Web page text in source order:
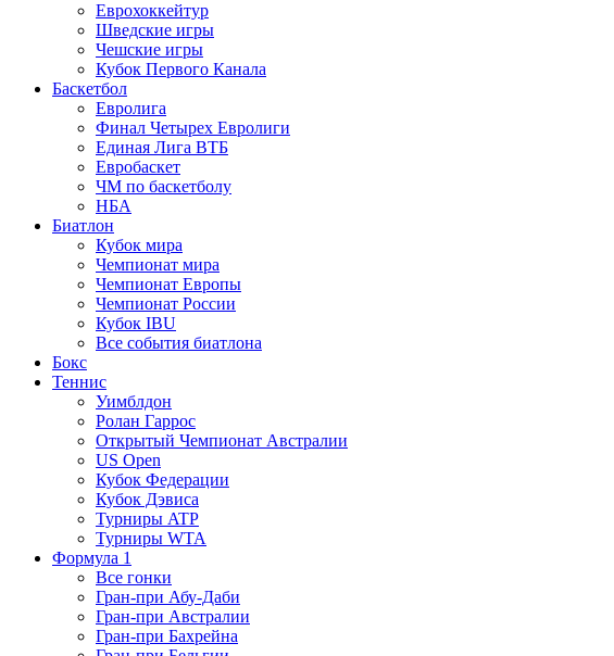
Еврохоккейтур
Шведские игры
Чешские игры
Кубок Первого Канала
Баскетбол
Евролига
Финал Четырех Евролиги
Единая Лига ВТБ
Евробаскет
ЧМ по баскетболу
НБА
Биатлон
Кубок мира
Чемпионат мира
Чемпионат Европы
Чемпионат России
Кубок IBU
Все события биатлона
Бокс
Теннис
Уимблдон
Ролан Гаррос
Открытый Чемпионат Австралии
US Open
Кубок Федерации
Кубок Дэвиса
Турниры ATP
Турниры WTA
Формула 1
Все гонки
Гран-при Абу-Даби
Гран-при Австралии
Гран-при Бахрейна